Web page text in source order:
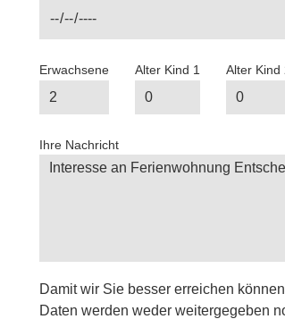
Erwachsene Alter Kind 1 Alter Kind
Ihre Nachricht
Damit wir Sie besser erreichen
Daten werden weder weitergegeben